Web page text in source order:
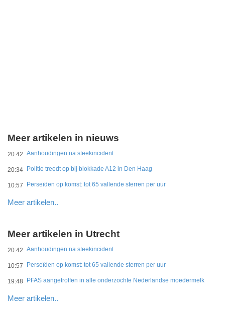
Meer artikelen in nieuws
20:42 Aanhoudingen na steekincident
20:34 Politie treedt op bij blokkade A12 in Den Haag
10:57 Perseïden op komst: tot 65 vallende sterren per uur
Meer artikelen..
Meer artikelen in Utrecht
20:42 Aanhoudingen na steekincident
10:57 Perseïden op komst: tot 65 vallende sterren per uur
19:48 PFAS aangetroffen in alle onderzochte Nederlandse moedermelk
Meer artikelen..